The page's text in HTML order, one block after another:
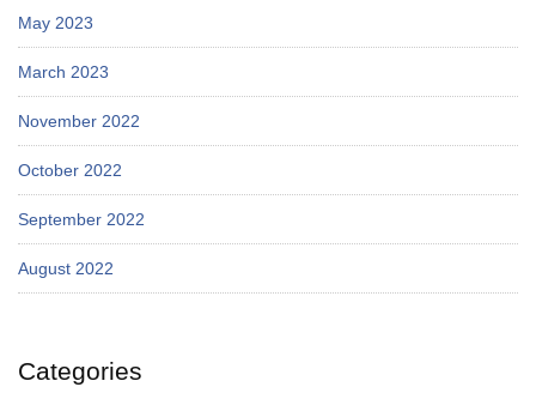
May 2023
March 2023
November 2022
October 2022
September 2022
August 2022
Categories